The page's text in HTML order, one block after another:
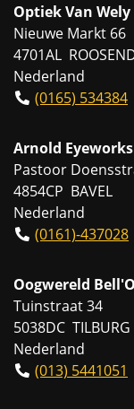
Optiek Van Wely
Nieuwe Markt 66
4701AL
Nederland
(0165) 534384
Arnold Eyeworks
Pastoor
4854CP BAVEL
Nederland
(0161)-437028
Oogwereld
Tuinstraat 34
5038DC TILBURG
Nederland
(013) 5441051